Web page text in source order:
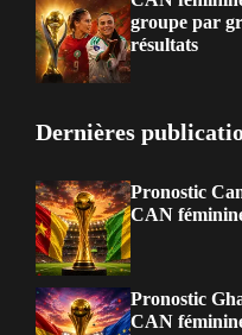
groupe par
résultats
Dernières
Pronostic
CAN
Pronostic
CAN